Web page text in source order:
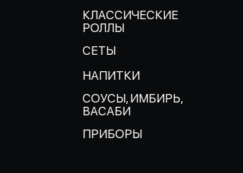
КЛАССИЧЕСКИЕ
РОЛЛЫ
СЕТЫ
НАПИТКИ
СОУСЫ, ИМБИРЬ,
ВАСАБИ
ПРИБОРЫ